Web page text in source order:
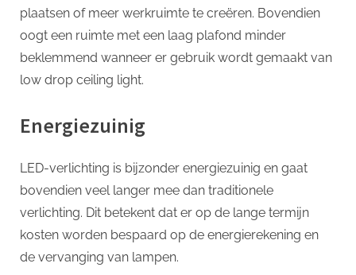
plaatsen of meer werkruimte te creëren. Bovendien
oogt een ruimte met een laag plafond minder
beklemmend wanneer er gebruik wordt gemaakt van
low drop ceiling light.
Energiezuinig
LED-verlichting is bijzonder energiezuinig en gaat
bovendien veel langer mee dan traditionele
verlichting. Dit betekent dat er op de lange termijn
kosten worden bespaard op de energierekening en
de vervanging van lampen.